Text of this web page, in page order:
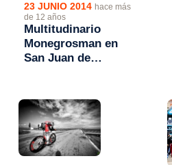
23 JUNIO 2014 hace más
de 12 años
Multitudinario
Monegrosman en
San Juan de